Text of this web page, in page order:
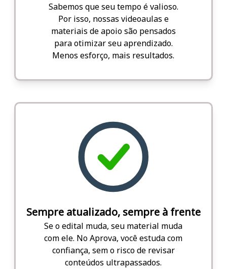
Sabemos que seu tempo é valioso.
Por isso, nossas videoaulas e
materiais de apoio são pensados
para otimizar seu aprendizado.
Menos esforço, mais resultados.
Sempre atualizado, sempre à frente
Se o edital muda, seu material muda
com ele. No Aprova, você estuda com
confiança, sem o risco de revisar
conteúdos ultrapassados.